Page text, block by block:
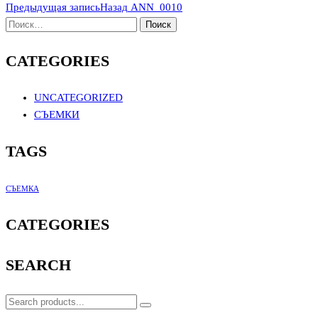
Предыдущая записьНазад ANN_0010
CATEGORIES
UNCATEGORIZED
СЪЕМКИ
TAGS
СЪЕМКА
CATEGORIES
SEARCH